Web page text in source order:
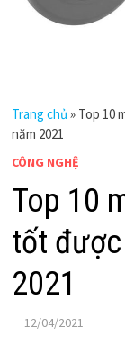
Trang chủ » Top 10
năm 2021
CÔNG NGHỆ
Top 10
tốt được
2021
12/04/2021